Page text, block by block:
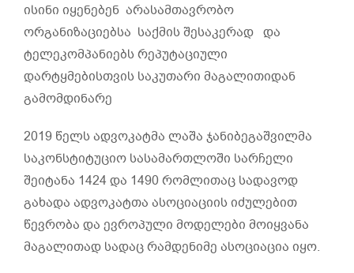
ისინი იყენებენ არასამთავრობო
ორგანიზაციებსა საქმის შესაკერად და
ტელეკომპანიებს რეპუტაციული
დარტყმებისთვის საკუთარი მაგალითიდან
გამომდინარე
2019 წელს ადვოკატმა ლაშა ჯანიბეგაშვილმა
საკონსტიტუციო სასამართლოში სარჩელი
შეიტანა 1424 და 1490 რომლითაც სადავოდ
გახადა ადვოკატთა ასოციაციის იძულებით
წევრობა და ევროპული მოდელები მოიყვანა
მაგალითად სადაც რამდენიმე ასოციაცია იყო.